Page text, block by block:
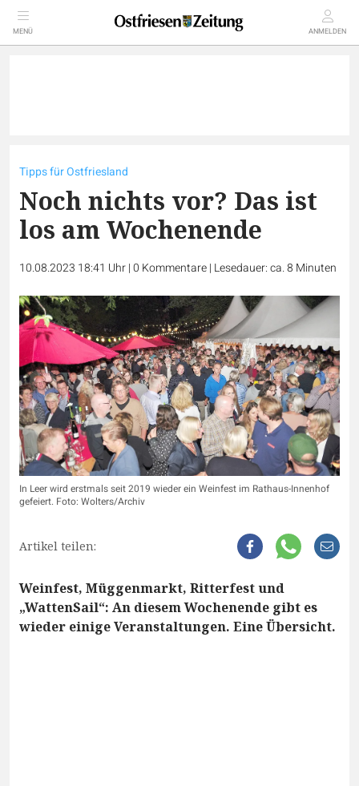
MENÜ ANMELDEN
Tipps für Ostfriesland
Noch nichts vor? Das ist
los am Wochenende
10.08.2023 18:41 Uhr|0 Kommentare| Lesedauer: ca. 8 Minuten
In Leer wird erstmals seit 2019 wieder ein Weinfest im Rathaus-Innenhof
gefeiert. Foto: Wolters/Archiv
Artikel teilen:
Weinfest, Müggenmarkt, Ritterfest und
„WattenSail“: An diesem Wochenende gibt es
wieder einige Veranstaltungen. Eine Übersicht.